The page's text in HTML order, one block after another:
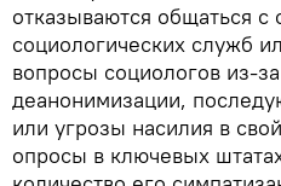
отказываются общаться с
социологических служб
вопросы социологов из-
деанонимизации,
или угрозы насилия в
опросы в ключевых